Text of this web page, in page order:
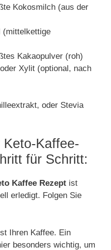
Kokosmilch (aus der
(mittelkettige
Kakaopulver (roh)
Xylit (optional, nach
oder Stevia
Kaffee-
für Schritt:
Kaffee Rezept ist
erledigt. Folgen Sie
Ihren Kaffee. Ein
besonders wichtig, um